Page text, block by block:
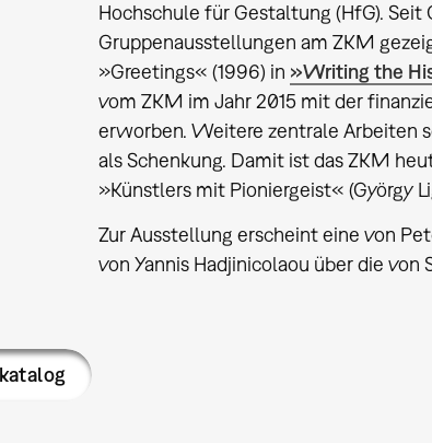
Hochschule für Gestaltung (HfG).
Gruppenausstellungen am ZKM
»Greetings« (1996) in »Writing the
vom ZKM im Jahr 2015 mit der
erworben. Weitere zentrale Arbeiten
als Schenkung. Damit ist das ZKM
»Künstlers mit Pioniergeist« (György
Zur Ausstellung erscheint eine von
von Yannis Hadjinicolaou über die